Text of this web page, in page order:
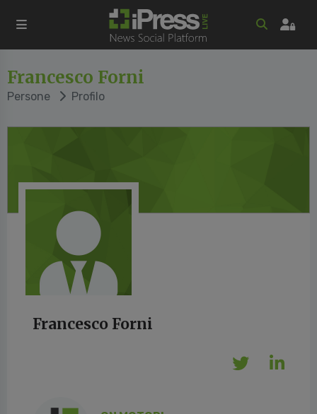
Francesco Forni
Persone Profilo
Francesco Forni